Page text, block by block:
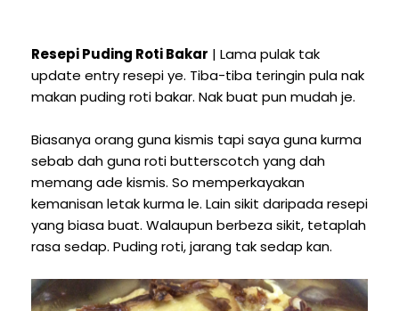
Resepi Puding Roti Bakar | Lama pulak tak
update entry resepi ye. Tiba-tiba teringin pula nak
makan puding roti bakar. Nak buat pun mudah je.
Biasanya orang guna kismis tapi saya guna kurma
sebab dah guna roti butterscotch yang dah
memang ade kismis. So memperkayakan
kemanisan letak kurma le. Lain sikit daripada resepi
yang biasa buat. Walaupun berbeza sikit, tetaplah
rasa sedap. Puding roti, jarang tak sedap kan.